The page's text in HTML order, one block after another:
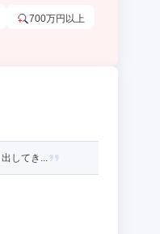
700万円以上
してき...